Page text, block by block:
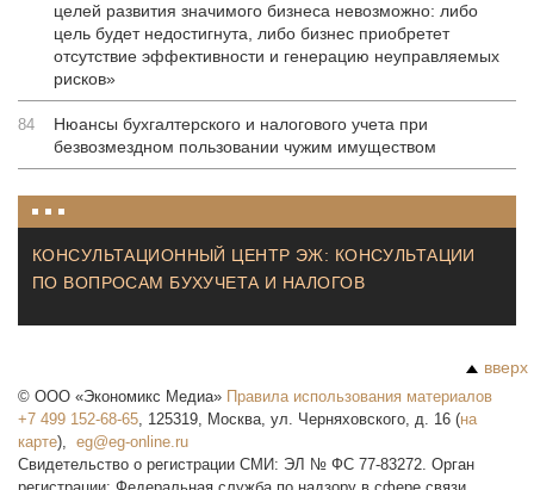
целей развития значимого бизнеса невозможно: либо
цель будет недостигнута, либо бизнес приобретет
отсутствие эффективности и генерацию неуправляемых
рисков»
84
Нюансы бухгалтерского и налогового учета при
безвозмездном пользовании чужим имуществом
КОНСУЛЬТАЦИОННЫЙ ЦЕНТР ЭЖ: КОНСУЛЬТАЦИИ
ПО ВОПРОСАМ БУХУЧЕТА И НАЛОГОВ
вверх
© ООО «Экономикс Медиа» Правила использования материалов
+7 499 152-68-65, 125319, Москва, ул. Черняховского, д. 16 (на
карте),
Свидетельство о регистрации СМИ: ЭЛ № ФС 77-83272. Орган